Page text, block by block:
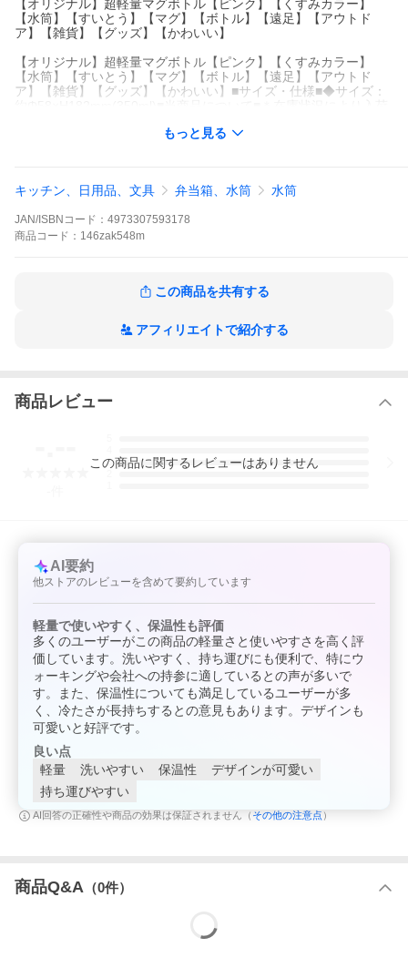
【オリジナル】超軽量マグボトル【ピンク】【くすみカラー】
【水筒】【すいとう】【マグ】【ボトル】【遠足】【アウトド
ア】【雑貨】【グッズ】【かわいい】
【オリジナル】超軽量マグボトル【ピンク】【くすみカラー】
【水筒】【すいとう】【マグ】【ボトル】【遠足】【アウトド
ア】【雑貨】【グッズ】【かわいい】■サイズ・仕様■◆サイズ：
ア】【雑貨】【グッズ】【かわいい】■サイズ・仕様■◆サイズ：
待ち・欠品になる場合がございます。予めご了承下さいますよう
お願いいたします。
ア】【雑貨】【グッズ】【かわいい】■サイズ・仕様■◆サイズ：
約Φ58×H182mm(350ml)■当商品について■＊在庫状況により入荷
お願いいたします。
もっと見る
キッチン、日用品、文具 弁当箱、水筒 水筒
JAN/ISBNコード： 4973307593178
商品 コード： 146zak548m
この商品を共有する
アフィリエイトで紹介する
商品レビュー
3
この商品に関するレビューはありません
AI要約
他ストアのレビューを含めて要約しています
軽量で使いやすく、保温性も評価
多くのユーザーがこの商品の軽量さと使いやすさを高く評
価しています。洗いやすく、持ち運びにも便利で、特にウ
ォーキングや会社への持参に適しているとの声が多いで
す。また、保温性についても満足しているユーザーが多
く、冷たさが長持ちするとの意見もあります。デザインも
可愛いと好評です。
良い点
軽量
洗いやすい 保温性
デザインが可愛い
持ち運びやすい
AI回答の正確性や商品の効果は保証されません（ その他の注意点 ）
商品Q&A （0件）